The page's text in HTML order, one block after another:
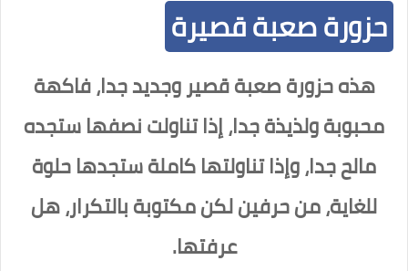
حزورة صعبة قصيرة
هذه حزورة صعبة قصير وجديد جدا، فاكهة
محبوبة ولذيذة جدا، إذا تناولت نصفها ستجده
مالح جدا، وإذا تناولتها كاملة ستجدها حلوة
للغاية، من حرفين لكن مكتوبة بالتكرار، هل
عرفتها.